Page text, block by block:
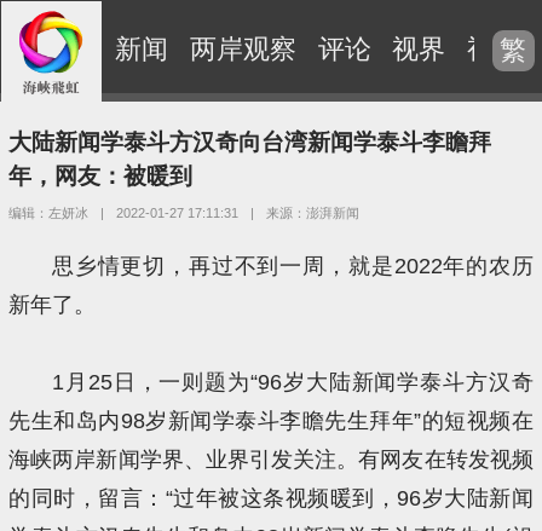
新闻 两岸观察 评论 视界 视频
繁
大陆新闻学泰斗方汉奇向台湾新闻学泰斗李瞻拜
年，网友：被暖到
编辑：左妍冰 | 2022-01-27 17:11:31 | 来源：澎湃新闻
思乡情更切，再过不到一周，就是2022年的农历
新年了。
1月25日，一则题为“96岁大陆新闻学泰斗方汉奇
先生和岛内98岁新闻学泰斗李瞻先生拜年”的短视频在
海峡两岸新闻学界、业界引发关注。有网友在转发视频
的同时，留言：“过年被这条视频暖到，96岁大陆新闻